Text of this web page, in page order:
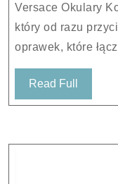
Gb1
51
Versace Okulary Korekcyjne VE 3260 GB1 51 — styl,
który od razu
oprawek, które
Read Full
Full